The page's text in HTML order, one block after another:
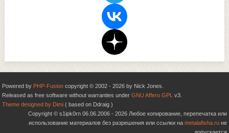
Powered by PHP-Fusion copyright © 2002 - 2026 by Nick Jones.
Released as free software without warranties under GNU Affero GPL v3.
Theme designed by Dimi ( based on Ddraig )
Copyright © s1ipk0rn 06.06.2006 - 2026 Любое копирование, перепечатка или
использование материалов без разрешения или ссылки на metalafisha.ru не